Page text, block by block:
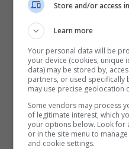
Store and/or access
Learn more
Your personal data will be
your device (cookies, unique
data) may be stored by,
partners, or used specifically
may use precise geolocation
Some vendors may process
of legitimate interest, which
your options below. Look for
or in the site menu to
and cookie settings.